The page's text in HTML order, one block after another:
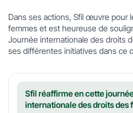
Dans ses actions, Sfil œuvre pour
femmes et est heureuse de
Journée internationale des droits
ses différentes initiatives dans ce
Sfil réaffirme en cette
internationale des droits des